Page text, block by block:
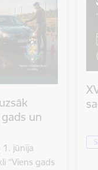
un
1. jūnija
“Viens gads